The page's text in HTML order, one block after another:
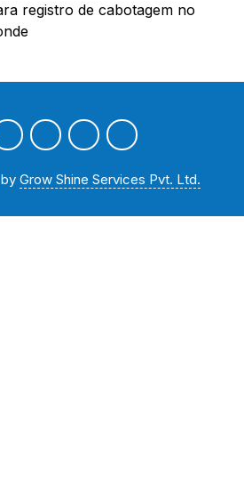
registro de cabotagem no
Grow Shine Services Pvt. Ltd.